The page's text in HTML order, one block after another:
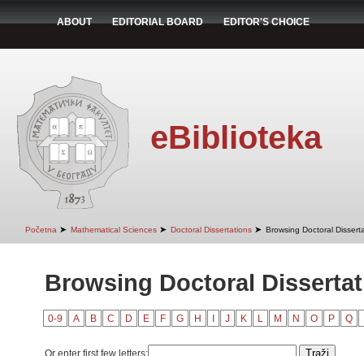
ABOUT EDITORIAL BOARD EDITOR'S CHOICE
eBiblioteka
Početna ➤ Mathematical Sciences ➤ Doctoral Dissertations ➤ Browsing Doctoral
Browsing Doctoral
0-9 A B C D E F G H J K L M N O P Q
Or enter first few letters: